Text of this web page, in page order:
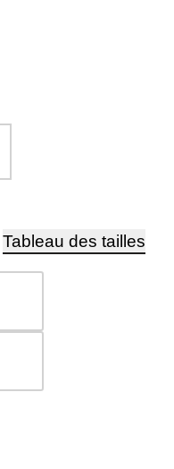
Tableau des tailles